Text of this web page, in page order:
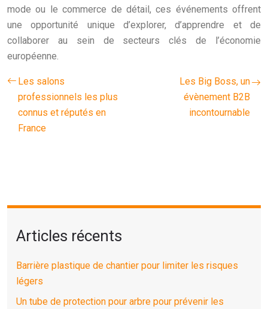
mode ou le commerce de détail, ces événements offrent
une opportunité unique d’explorer, d’apprendre et de
collaborer au sein de secteurs clés de l’économie
européenne.
Les salons
professionnels les plus
connus et réputés en
France
Les Big Boss, un
évènement B2B
incontournable
Articles récents
Barrière plastique de chantier pour limiter les risques
légers
Un tube de protection pour arbre pour prévenir les